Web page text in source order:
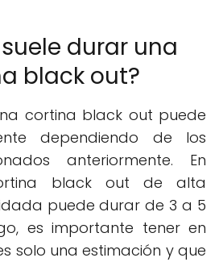
durar una
black out?
cortina black out puede
dependiendo de los
anteriormente. En
black out de alta
puede durar de 3 a 5
es importante tener en
solo una estimación y que